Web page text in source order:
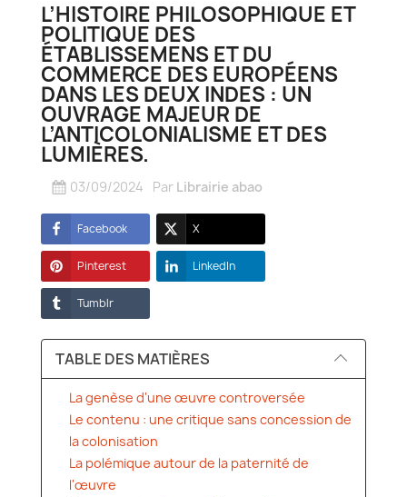
L’HISTOIRE PHILOSOPHIQUE ET
POLITIQUE DES
ÉTABLISSEMENS ET DU
COMMERCE DES EUROPÉENS
DANS LES DEUX INDES : UN
OUVRAGE MAJEUR DE
L’ANTICOLONIALISME ET DES
LUMIÈRES.
03/09/2024 Par Librairie abao
Facebook X
Pinterest LinkedIn
Tumblr
TABLE DES MATIÈRES
La genèse d'une œuvre controversée
Le contenu : une critique sans concession de
la colonisation
La polémique autour de la paternité de
l'œuvre